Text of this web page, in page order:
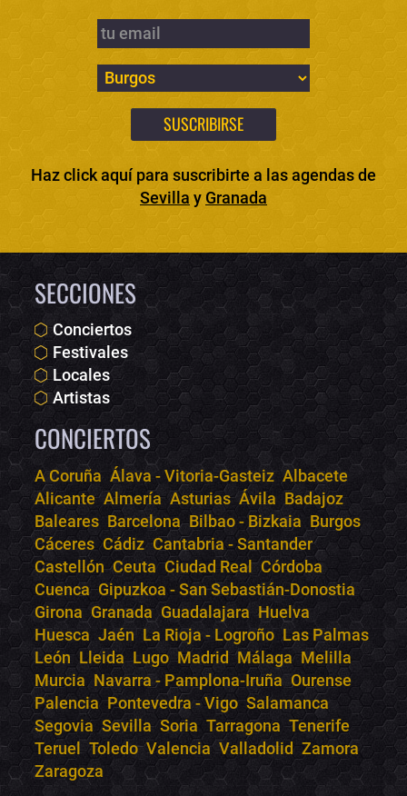
Haz click aquí para suscribirte a las agendas de
Sevilla y Granada
SECCIONES
Conciertos
Festivales
Locales
Artistas
CONCIERTOS
A Coruña Álava - Vitoria-Gasteiz Albacete
Alicante Almería Asturias Ávila Badajoz
Baleares Barcelona Bilbao - Bizkaia Burgos
Cáceres Cádiz Cantabria - Santander
Castellón Ceuta Ciudad Real Córdoba
Cuenca Gipuzkoa - San Sebastián-Donostia
Girona Granada Guadalajara Huelva
Huesca Jaén La Rioja - Logroño Las Palmas
León Lleida Lugo Madrid Málaga Melilla
Murcia Navarra - Pamplona-Iruña Ourense
Palencia Pontevedra - Vigo Salamanca
Segovia Sevilla Soria Tarragona Tenerife
Teruel Toledo Valencia Valladolid Zamora
Zaragoza
Bololoco · conciertos.club
Online · Te ayudo a encontrar conciertos